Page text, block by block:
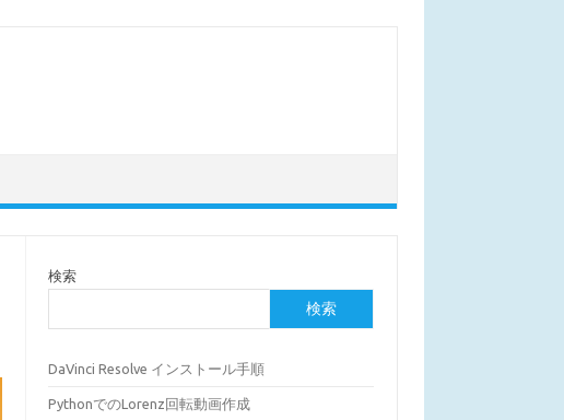
検索
検索
DaVinci Resolve インストール手順
PythonでのLorenz回転動画作成